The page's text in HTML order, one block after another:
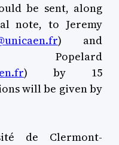
be sent, along
note, to Jeremy
) and
) by 15
will be given by
de Clermont-